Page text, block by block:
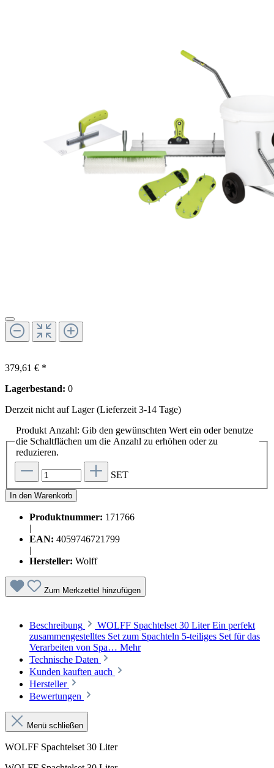
379,61 € *
Lagerbestand: 0
Derzeit nicht auf Lager (Lieferzeit 3-14 Tage)
Produkt Anzahl: Gib den gewünschten Wert ein oder benutze
die Schaltflächen um die Anzahl zu erhöhen oder zu
reduzieren.
SET
In den Warenkorb
Produktnummer: 171766
|
EAN: 4059746721799
|
Hersteller: Wolff
Zum Merkzettel hinzufügen
Beschreibung
WOLFF Spachtelset 30 Liter Ein perfekt
zusammengestelltes Set zum Spachteln 5-teiliges Set für das
Verarbeiten von Spa… Mehr
Technische Daten
Kunden kauften auch
Hersteller
Bewertungen
Menü schließen
WOLFF Spachtelset 30 Liter